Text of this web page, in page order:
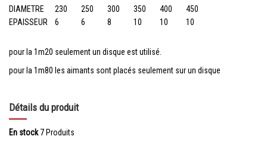
DIAMETRE
230 250 300 350 400
450
EPAISSEUR
6 6 8 10 10 10
pour la 1m20 seulement un disque est utilisé.
pour la 1m80 les aimants sont placés seulement sur un disque
Détails du produit
En stock 7 Produits